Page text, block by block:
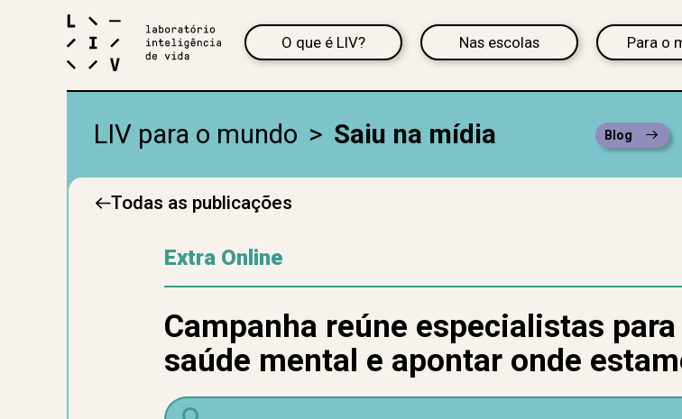
O que é LIV? Nas escolas Para o
LIV para o mundo > Saiu na mídia Blog
Todas as publicações
Extra Online
Campanha reúne especialistas
saúde mental e apontar onde